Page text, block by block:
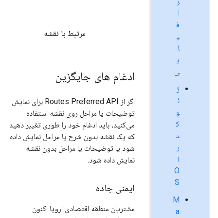
ا
ف
ی
ا
ی
ی
ژ
ئ
و
ک
د
ر
i
O
S
M
a
مرتبط با نقشه
ادغام های جایگزین
اگر از Routes Preferred API برای نمایش
توضیحات یا مراحل روی نقشه استفاده
می‌کنید، باید ادغام خود را طوری تغییر دهید
که یک نقشه بدون شرح یا مراحل نمایش داده
شود یا توضیحات یا مراحل بدون نقشه
نمایش داده شود.
ایمنی جاده
مشتریان منطقه اقتصادی اروپا اکنون